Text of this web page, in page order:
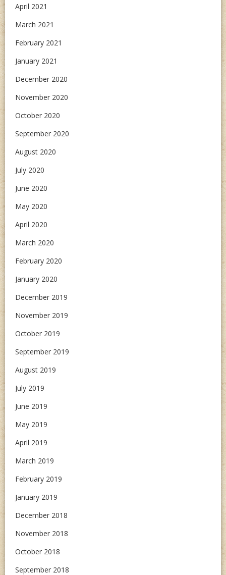
April 2021
March 2021
February 2021
January 2021
December 2020
November 2020
October 2020
September 2020
August 2020
July 2020
June 2020
May 2020
April 2020
March 2020
February 2020
January 2020
December 2019
November 2019
October 2019
September 2019
August 2019
July 2019
June 2019
May 2019
April 2019
March 2019
February 2019
January 2019
December 2018
November 2018
October 2018
September 2018